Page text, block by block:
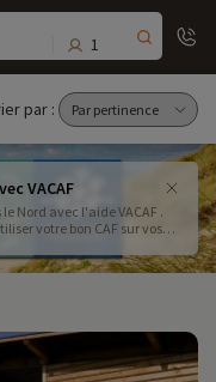
1
par :
VACAF
Nord avec l'aide VACAF .
votre bon CAF sur vos